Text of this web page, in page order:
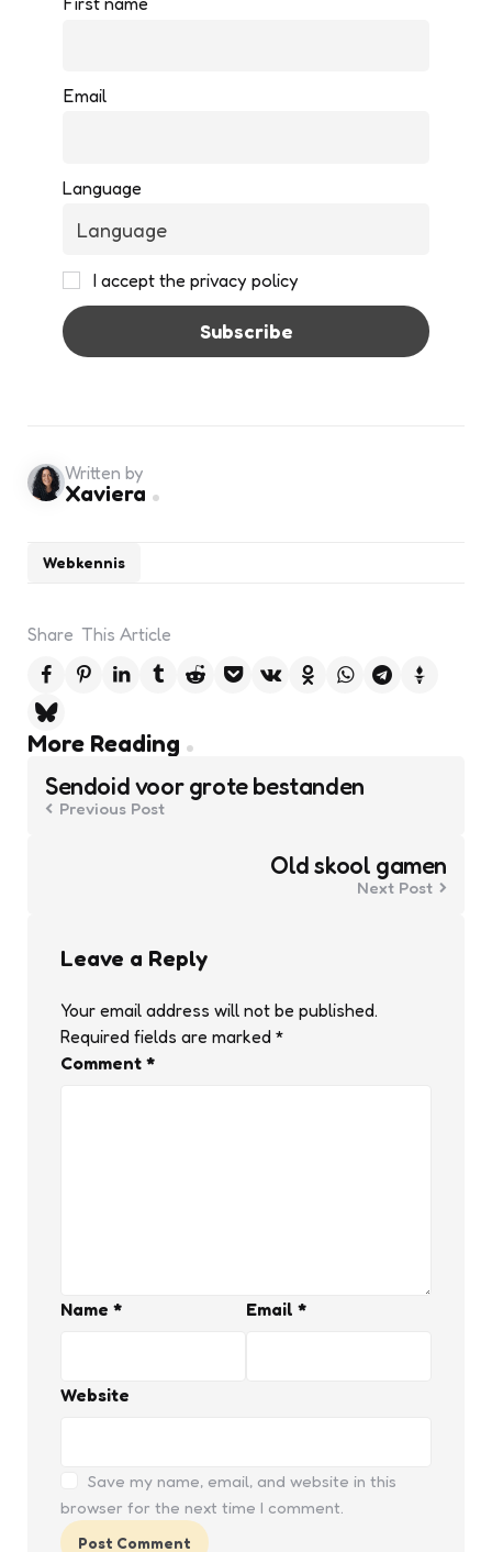
Email
Language
I accept the privacy policy
Webkennis
Written by
Xaviera
Share This Article
More Reading
Post
navigation
Sendoid voor grote bestanden
Previous Post
Old skool gamen
Next Post
Leave a Reply
Your email address will not be published.
Required fields are marked *
Comment *
Name * Email *
Website
Save my name, email, and website in this
browser for the next time I comment.